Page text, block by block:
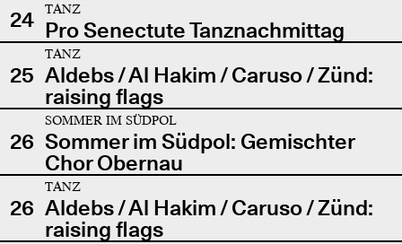
24
TANZ
Pro Senectute Tanznachmittag
25
TANZ
Aldebs / Al Hakim / Caruso / Zünd:
raising flags
26
SOMMER IM SÜDPOL
Sommer im Südpol: Gemischter
Chor Obernau
26
TANZ
Aldebs / Al Hakim / Caruso / Zünd:
raising flags